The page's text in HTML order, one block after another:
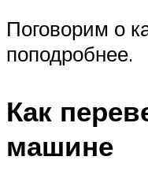
Поговорим о
поподробнее.
Как
машине